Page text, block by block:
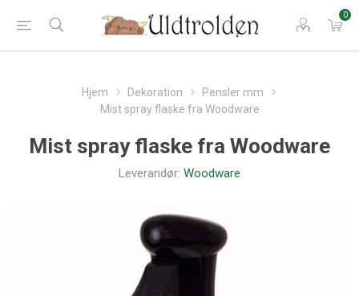
0
Hjem Dekoration
Pensler mm
Mist spray flaske fra Woodware
Mist spray flaske fra Woodware
Leverandør: Woodware